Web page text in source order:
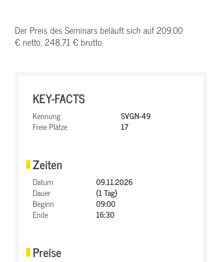
Der Preis des Seminars beläuft sich auf 209,00
€ netto, 248,71 € brutto.
KEY-FACTS
Kennung
SVGN-49
Freie Plätze
17
Zeiten
Datum
09.11.2026
Dauer
(1 Tag)
Beginn
09:00
Ende
16:30
Preise